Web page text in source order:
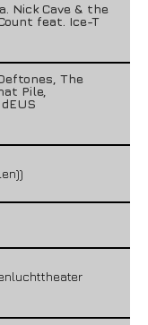
Nick Cave & the
feat. Ice-T
The
Pile,